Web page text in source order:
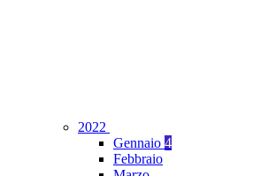
2022
Gennaio 4
Febbraio